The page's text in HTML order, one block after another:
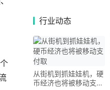
行业动态
从街机到抓娃娃机，硬
币经济也将被移动支付